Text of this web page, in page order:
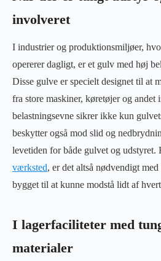
involveret
I industrier og produktionsmiljøer,
opererer dagligt, er et gulv med høj
Disse gulve er specielt designet til at
fra store maskiner, køretøjer og
belastningsevne sikrer ikke kun
beskytter også mod slid og
levetiden for både gulvet og udstyret.
værksted, er det altså nødvendigt
bygget til at kunne modstå lidt af
I lagerfaciliteter med
materialer